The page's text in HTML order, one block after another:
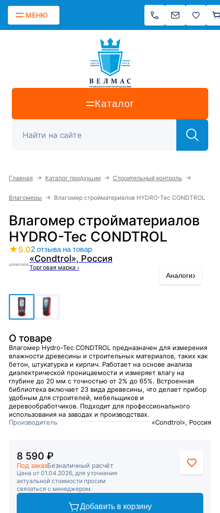
МЕНЮ
Каталог
Главная → Каталог продукции → Строительный контроль →
Влагомеры → Влагомер стройматериалов HYDRO-Tec CONDTROL
Влагомер стройматериалов
HYDRO-Tec CONDTROL
★5.02 отзыва на товар
«Condtrol», Россия
Торговая марка ›
Аналоги›
О товаре
Влагомер Hydro-Tec CONDTROL предназначен для измерения
влажности древесины и строительных материалов, таких как
бетон, штукатурка и кирпич. Работает на основе анализа
диэлектрической проницаемости и измеряет влагу на
глубине до 20 мм с точностью от 2% до 65%. Встроенная
библиотека включает 23 вида древесины, что делает прибор
удобным для строителей, мебельщиков и
деревообработчиков. Подходит для профессионального
использования на заводах и производствах.
Производитель
«Condtrol», Россия
8 590 ₽
Под заказБезналичный расчёт
Цена от 01.04.2026, для уточнения
актуальной стоимости просим
связаться с менеджером.
Добавить в корзину